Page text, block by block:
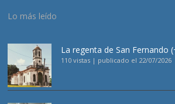
Lo más leído
La regenta de San Fernando
110 vistas | publicado el 22/07/2026